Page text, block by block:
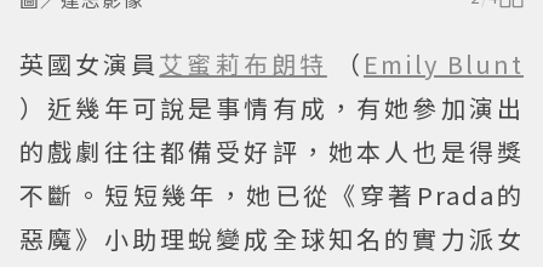
英國女演員 艾蜜莉布朗特 （ Emily Blunt
）近幾年可說是事情有成，有她參加演出
的戲劇往往都備受好評，她本人也是得獎
不斷。短短幾年，她已從《穿著Prada的
惡魔》小助理蛻變成全球知名的實力派女